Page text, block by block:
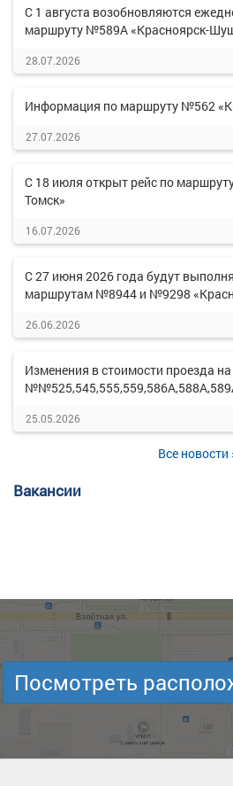
С 1 августа возобновляются
маршруту №589А «Красноярск-
28.07.2026
Информация по маршруту №562
27.07.2026
С 18 июля открыт рейс по
Томск»
16.07.2026
С 27 июня 2026 года будут
маршрутам №8944 и №9298
26.06.2026
Изменения в стоимости проезда
25.05.2026
Все новости
Вакансии
Посмотреть